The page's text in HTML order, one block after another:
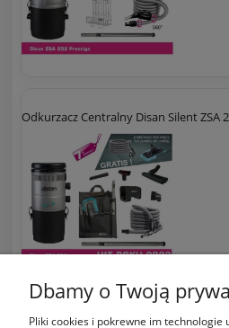
Odkurzacz Centralny Disan Silent ZSA
Dbamy o Twoją
Pliki cookies i pokrewne im technologie